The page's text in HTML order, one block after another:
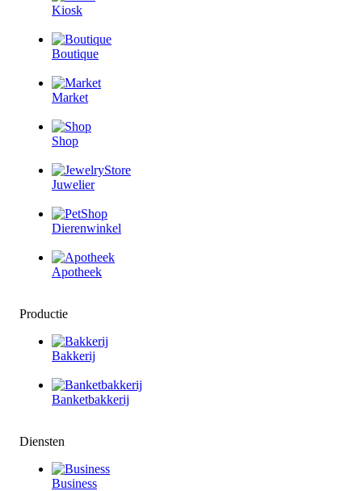
Kiosk
Boutique
Market
Shop
Juwelier
Dierenwinkel
Apotheek
Productie
Bakkerij
Banketbakkerij
Diensten
Business